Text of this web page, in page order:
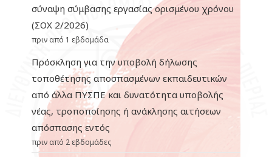
σύναψη σύμβασης εργασίας ορισμένου χρόνου
(ΣΟΧ 2/2026)
πριν από 1 εβδομάδα
Πρόσκληση για την υποβολή δήλωσης
τοποθέτησης αποσπασμένων εκπαιδευτικών
από άλλα ΠΥΣΠΕ και δυνατότητα υποβολής
νέας, τροποποίησης ή ανάκλησης αιτήσεων
απόσπασης εντός
πριν από 2 εβδομάδες